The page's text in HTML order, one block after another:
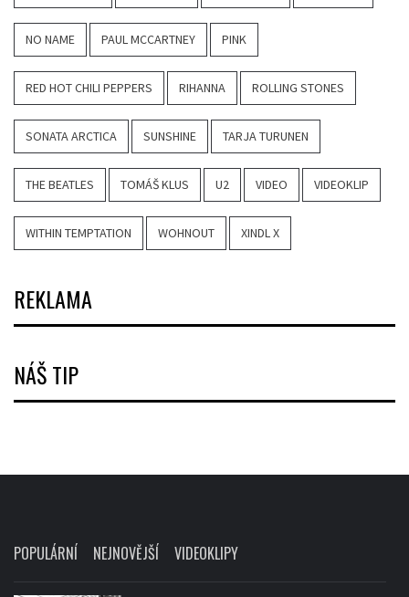
NO NAME PAUL MCCARTNEY PINK
RED HOT CHILI PEPPERS RIHANNA ROLLING STONES
SONATA ARCTICA SUNSHINE TARJA TURUNEN
THE BEATLES TOMÁŠ KLUS U2 VIDEO VIDEOKLIP
WITHIN TEMPTATION WOHNOUT XINDL X
REKLAMA
NÁŠ TIP
POPULÁRNÍ NEJNOVĚJŠÍ VIDEOKLIPY